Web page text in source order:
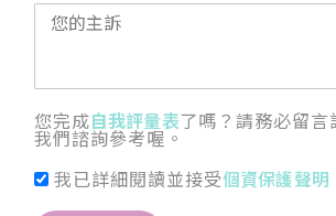
您完成自我評量表了嗎？請務必留言
我們諮詢參考喔。
我已詳細閱讀並接受個資保護聲明